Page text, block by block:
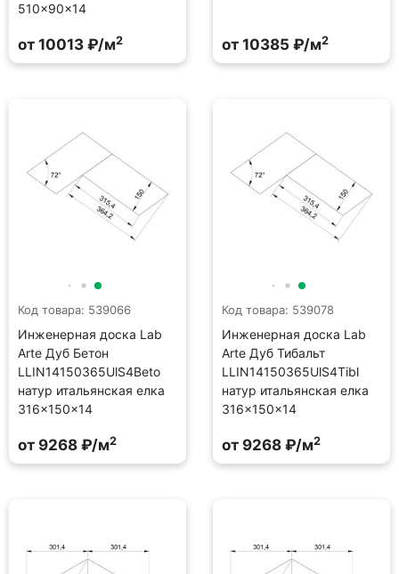
510×90×14
от 10013 ₽/м2 от 10385 ₽/м2
Код товара: 539066
Инженерная доска Lab
Arte Дуб Бетон
LLIN14150365UlS4Beto
натур итальянская елка
316×150×14
от 9268 ₽/м2
Код товара: 539078
Инженерная доска Lab
Arte Дуб Тибальт
LLIN14150365UlS4Tibl
натур итальянская елка
316×150×14
от 9268 ₽/м2